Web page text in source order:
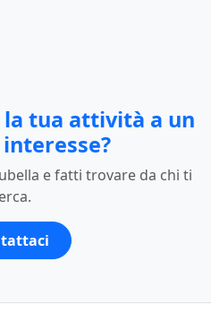
tua attività a un
e fatti trovare da chi ti